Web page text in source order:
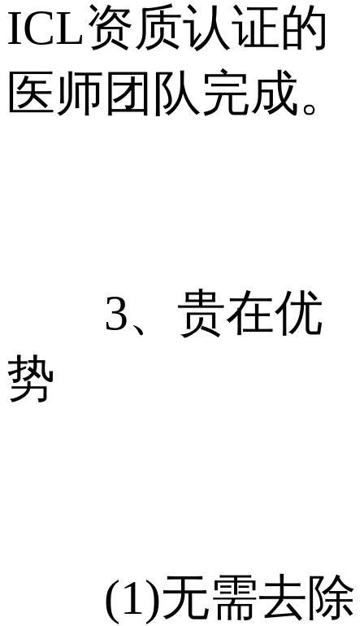
ICL资质认证的
医师团队完成。
3、贵在优
势
(1)无需去除